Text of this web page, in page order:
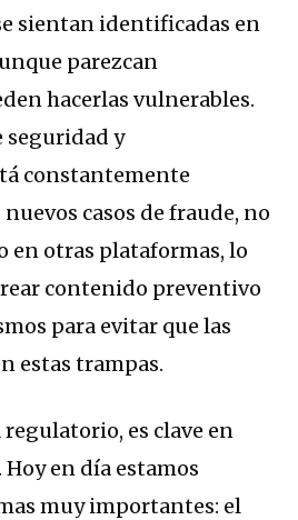
sientan identificadas en
parezcan
hacerlas vulnerables.
seguridad y
constantemente
casos de fraude, no
en otras plataformas, lo
contenido preventivo
para evitar que las
estas trampas.
es clave en
en día estamos
muy importantes: el